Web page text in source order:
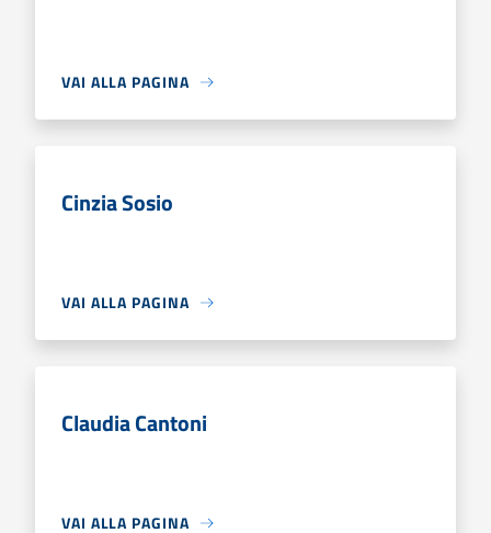
VAI ALLA PAGINA
Cinzia Sosio
VAI ALLA PAGINA
Claudia Cantoni
VAI ALLA PAGINA